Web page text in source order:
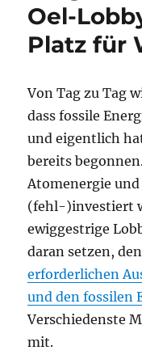
Oel-
Platz für
Von Tag zu Tag
dass fossile
und eigentlich
bereits
Atomenergie
(fehl-)investiert
ewiggestrige
daran setzen,
erforderlichen
und den fossilen
Verschiedenste
mit.